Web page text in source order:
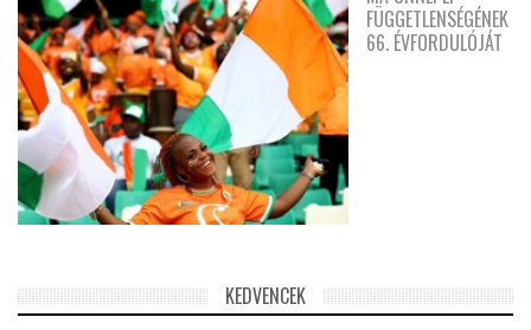
FÜGGETLENSÉGÉNEK
66. ÉVFORDULÓJÁT
KEDVENCEK